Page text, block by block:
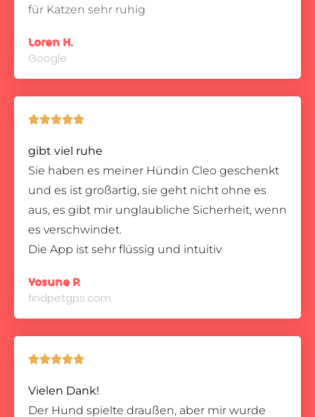
für Katzen sehr ruhig
Loren H.
Google

gibt viel ruhe
Sie haben es meiner Hündin Cleo geschenkt
und es ist großartig, sie geht nicht ohne es
aus, es gibt mir unglaubliche Sicherheit, wenn
es verschwindet.
Die App ist sehr flüssig und intuitiv
Yosune P.
findpetgps.com

Vielen Dank!
Der Hund spielte draußen, aber mir wurde